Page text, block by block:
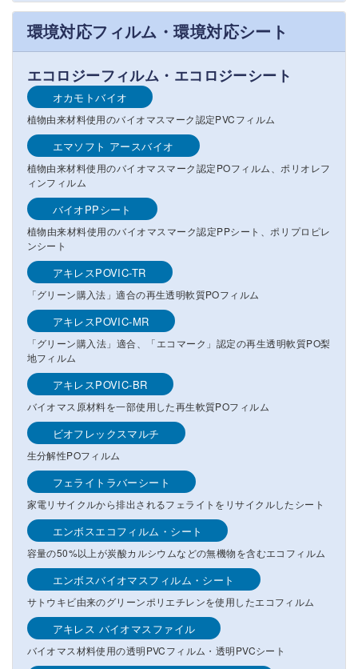
環境対応フィルム・環境対応シート
エコロジーフィルム・エコロジーシート
オカモトバイオ
植物由来材料使用のバイオマスマーク認定PVCフィルム
エマソフト アースバイオ
植物由来材料使用のバイオマスマーク認定POフィルム、ポリオレフ
ィンフィルム
バイオPPシート
植物由来材料使用のバイオマスマーク認定PPシート、ポリプロピレ
ンシート
アキレスPOVIC-TR
「グリーン購入法」適合の再生透明軟質POフィルム
アキレスPOVIC-MR
「グリーン購入法」適合、「エコマーク」認定の再生透明軟質PO梨
地フィルム
アキレスPOVIC-BR
バイオマス原材料を一部使用した再生軟質POフィルム
ビオフレックスマルチ
生分解性POフィルム
フェライトラバーシート
家電リサイクルから排出されるフェライトをリサイクルしたシート
エンボスエコフィルム・シート
容量の50%以上が炭酸カルシウムなどの無機物を含むエコフィルム
エンボスバイオマスフィルム・シート
サトウキビ由来のグリーンポリエチレンを使用したエコフィルム
アキレス バイオマスファイル
バイオマス材料使用の透明PVCフィルム・透明PVCシート